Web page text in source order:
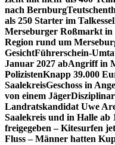
nach Bernburg
als 250 Starter im Talkessel
Merseburger Roßmarkt in
Region rund um
GesichtFührerschein-
Januar 2027 abAngriff in
PolizistenKnapp 39.000
SaalekreisGeschoss in
von einem Jäger
Landratskandidat Uwe
Saalekreis und in Halle ab
freigegeben – Kitesurfen
Fluss – Männer hatten